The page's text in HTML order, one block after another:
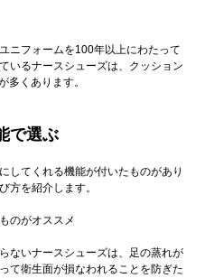
ニフォームを100年以上にわたって
いるナースシューズは、クッション
で選ぶ
してくれる機能が付いたものがあり
方を紹介します。
のがオススメ
ないナースシューズは、足の蒸れが
て衛生面が損なわれることを防ぎた